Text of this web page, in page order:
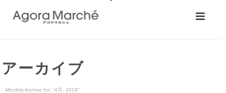
アーカイブ
Monthly Archive for: "4月, 2018"